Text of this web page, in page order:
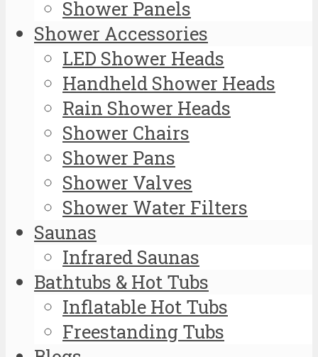
Shower Panels
Shower Accessories
LED Shower Heads
Handheld Shower Heads
Rain Shower Heads
Shower Chairs
Shower Pans
Shower Valves
Shower Water Filters
Saunas
Infrared Saunas
Bathtubs & Hot Tubs
Inflatable Hot Tubs
Freestanding Tubs